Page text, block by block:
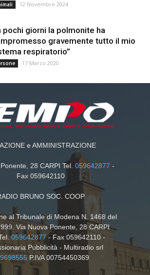
12 Novembre 2024
pochi giorni la polmonite ha
gravemente tutto il mio
respiratorio”
17 Marzo 2020
e AMMINISTRAZIONE
28 CARPI Tel.059642877 -
Fax 059642110
BRUNO SOC. COOP
al Tribunale di Modena N. 1468 del
Via Nuova Ponente, 28 CARPI
059642877- Fax 059642110 -
Pubblicità - Multiradio srl
P.IVA 00754450369